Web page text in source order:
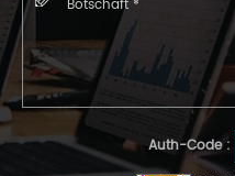
Auth-Code :